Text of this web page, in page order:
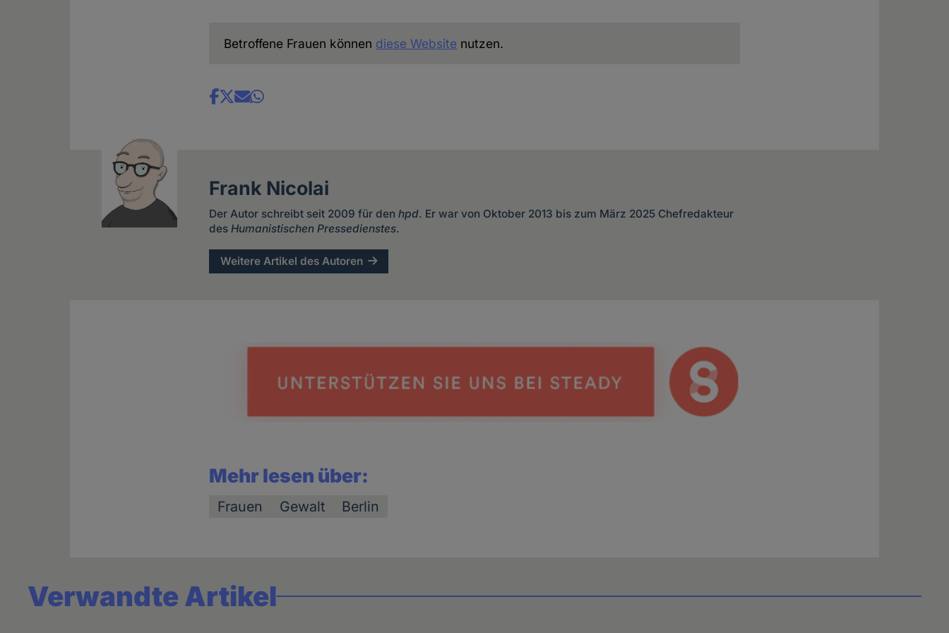
Betroffene Frauen können diese Website nutzen.
Share
Frank Nicolai
Der Autor schreibt seit 2009 für denhpd. Er war von Oktober 2013 bis zum März 2025 Chefredakteur
desHumanistischen Pressedienstes.
Weitere Artikel des Autoren
Mehr lesen über:
Frauen Gewalt Berlin
Verwandte Artikel